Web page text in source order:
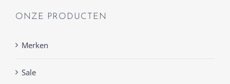
ONZE PRODUCTEN
Merken
Sale